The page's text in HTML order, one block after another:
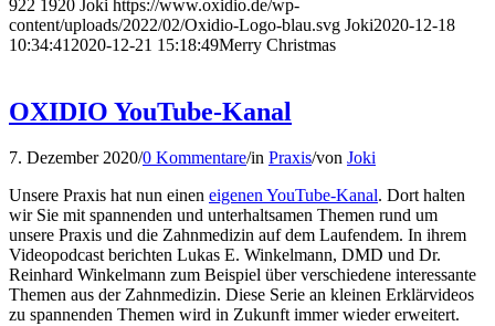
922 1920 Joki https://www.oxidio.de/wp-
content/uploads/2022/02/Oxidio-Logo-blau.svg Joki2020-12-18
10:34:41 2020-12-21 15:18:49Merry Christmas
OXIDIO YouTube-Kanal
7. Dezember 2020/0 Kommentare/in Praxis/von Joki
Unsere Praxis hat nun einen eigenen YouTube-Kanal. Dort halten
wir Sie mit spannenden und unterhaltsamen Themen rund um
unsere Praxis und die Zahnmedizin auf dem Laufendem. In ihrem
Videopodcast berichten Lukas E. Winkelmann, DMD und Dr.
Reinhard Winkelmann zum Beispiel über verschiedene interessante
Themen aus der Zahnmedizin. Diese Serie an kleinen Erklärvideos
zu spannenden Themen wird in Zukunft immer wieder erweitert.